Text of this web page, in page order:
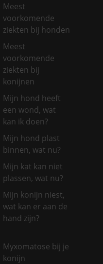
Meest
voorkomende
ziekten bij honden
Meest
voorkomende
ziekten bij
konijnen
Mijn hond heeft
een wond, wat
kan ik doen?
Mijn hond plast
binnen, wat nu?
Mijn kat kan niet
plassen, wat nu?
Mijn konijn niest,
wat kan er aan de
hand zijn?
Myxomatose bij je
konijn